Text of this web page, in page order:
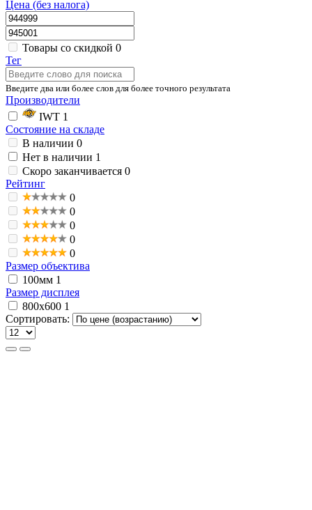
Цена (без налога)
Товары со скидкой 0
Тег
Введите два или более слов для более точного результата
Производители
IWT 1
Состояние на складе
В наличии 0
Нет в наличии 1
Скоро заканчивается 0
Рейтинг
0
0
0
0
0
Размер объектива
100мм 1
Размер дисплея
800x600 1
Сортировать: